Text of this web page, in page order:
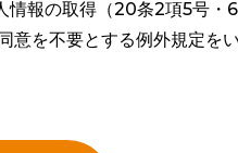
情報の取得（20条2項5号・6
意を不要とする例外規定を